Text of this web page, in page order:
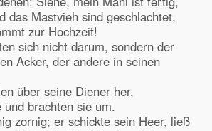
das Mastvieh sind geschlachtet,
zur Hochzeit!
sich nicht darum, sondern der
Acker, der andere in seinen
über seine Diener her,
und brachten sie um.
zornig; er schickte sein Heer, ließ